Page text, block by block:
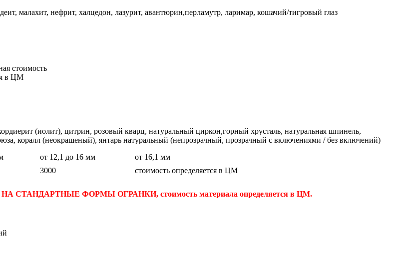
малахит, нефрит, халцедон, лазурит, авантюрин,перламутр, ларимар, кошачий/тигровый глаз
стоимость
в ЦМ
(иолит), цитрин, розовый кварц, натуральный циркон,горный хрусталь, натуральная шпинель,
коралл (неокрашеный), янтарь натуральный (непрозрачный, прозрачный с включениями / без включений)
от 12,1 до 16 мм
от 16,1 мм
3000
стоимость определяется в ЦМ
ФОРМЫ ОГРАНКИ, стоимость материала определяется в ЦМ.